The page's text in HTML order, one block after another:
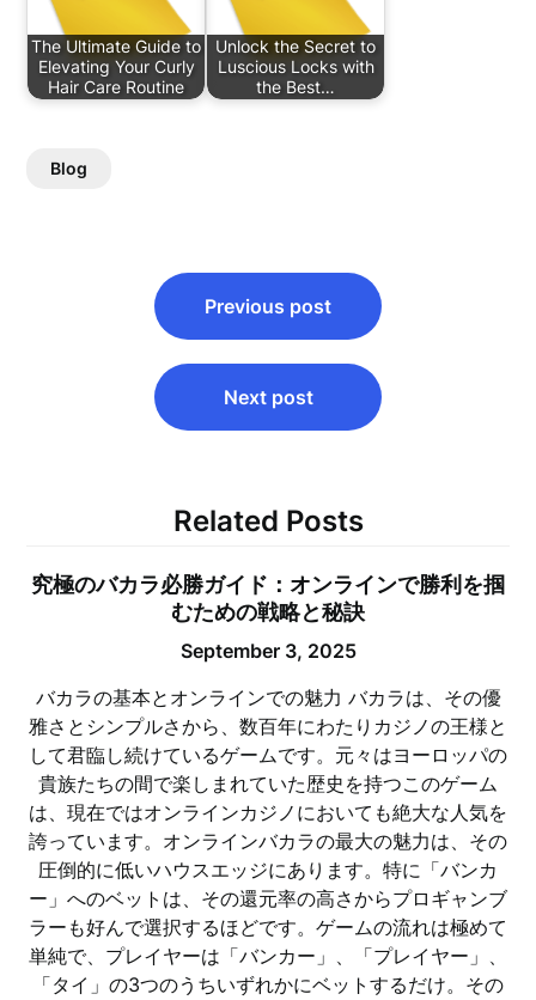
The Ultimate Guide to
Elevating Your Curly
Hair Care Routine
Unlock the Secret to
Luscious Locks with
the Best…
Blog
navigation
Previous post
Next post
Related Posts
究極のバカラ必勝ガイド：オンラインで勝利を掴
むための戦略と秘訣
September 3, 2025
バカラの基本とオンラインでの魅力 バカラは、その優
雅さとシンプルさから、数百年にわたりカジノの王様と
して君臨し続けているゲームです。元々はヨーロッパの
貴族たちの間で楽しまれていた歴史を持つこのゲーム
は、現在ではオンラインカジノにおいても絶大な人気を
誇っています。オンラインバカラの最大の魅力は、その
圧倒的に低いハウスエッジにあります。特に「バンカ
ー」へのベットは、その還元率の高さからプロギャンブ
ラーも好んで選択するほどです。ゲームの流れは極めて
単純で、プレイヤーは「バンカー」、「プレイヤー」、
「タイ」の3つのうちいずれかにベットするだけ。その